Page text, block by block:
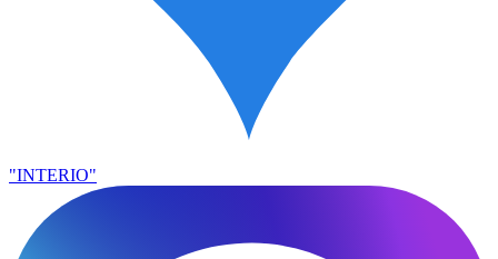
"INTERIO"